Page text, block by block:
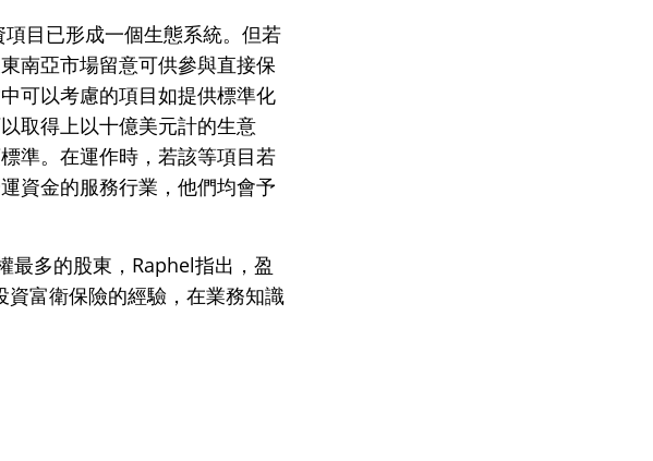
目已形成一個生態系統。但若
南亞市場留意可供參與直接保
可以考慮的項目如提供標準化
取得上以十億美元計的生意
準。在運作時，若該等項目若
資金的服務行業，他們均會予
最多的股東，Raphel指出，盈
富衛保險的經驗，在業務知識